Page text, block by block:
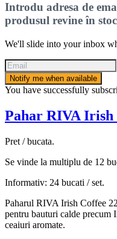
Introdu adresa de
produsul revine în stoc
We'll slide into your inbox
Notify me when available
You have successfully
Pahar RIVA Irish
Pret / bucata.
Se vinde la multiplu de 12
Informativ: 24 bucati / set.
Paharul RIVA Irish Coffee
pentru bauturi calde precum
ceaiuri aromate.